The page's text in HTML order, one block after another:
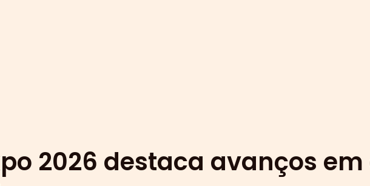
2026 destaca avanços